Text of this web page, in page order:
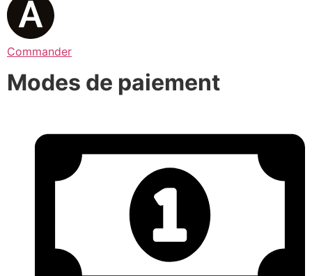
Commander
Modes de paiement